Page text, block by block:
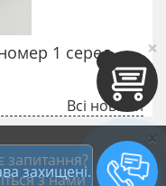
1 серед
Всі новини
захищені.
×
запитання?
з нами
×